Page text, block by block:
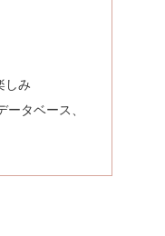
しみ
タベース、